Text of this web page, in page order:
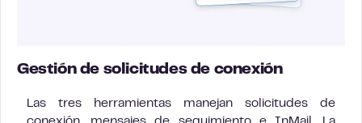
Gestión de solicitudes de conexión
Las tres herramientas manejan solicitudes de